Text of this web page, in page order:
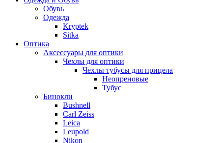
Обувь
Одежда
Kryptek
Sitka
Оптика
Аксессуары для оптики
Чехлы для оптики
Чехлы тубусы для прицела
Неопреновые
Тубус
Бинокли
Bushnell
Carl Zeiss
Leica
Leupold
Nikon